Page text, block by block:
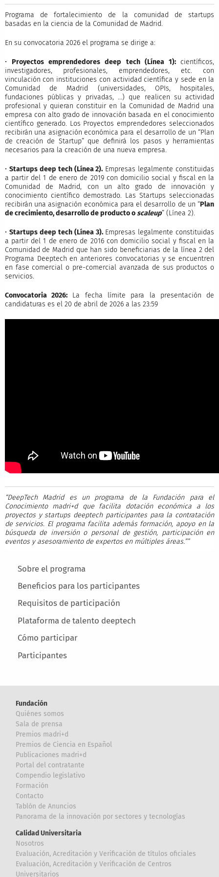
Main menu
Sobre el programa
Beneficios para los participantes
Requisitos de participación
Plataforma de talento deeptech
Cómo participar
Participantes
Programa de fortalecimiento de la comunidad de startups
basadas en la ciencia de la Comunidad de Madrid.
En su convocatoria 2026 el programa se dirige a:
• Proyectos emprendedores deep tech (Línea 1): científicos,
investigadores, profesionales, emprendedores, etc. con
vinculación con instituciones con actividad científica y sede en la
Comunidad de Madrid (universidades, OPIs, hospitales,
fundaciones públicas y privadas, …) que realicen su actividad
profesional y quieran constituir en la Comunidad de Madrid una
empresa con alto grado de innovación basada en el conocimiento
científico generado. Los Proyectos emprendedores seleccionados
recibirán una asignación económica para el desarrollo de un “Plan
de creación de Startup” que definirá los pasos y herramientas
necesarios para la creación de una nueva empresa.
• Startups deep tech (Línea 2). Empresas legalmente constituidas
a partir del 1 de enero de 2019 con domicilio social y fiscal en la
Comunidad de Madrid, con un alto grado de innovación y
conocimiento científico demostrado. Las Startups seleccionadas
recibirán una asignación económica para el desarrollo de un “Plan
de crecimiento, desarrollo de producto oscaleup” (Línea 2).
• Startups deep tech (Línea 3). Empresas legalmente constituidas
a partir del 1 de enero de 2016 con domicilio social y fiscal en la
Comunidad de Madrid que han sido beneficiarias de la línea 2 del
Programa Deeptech en anteriores convocatorias y se encuentren
en fase comercial o pre-comercial avanzada de sus productos o
servicios.
Convocatoria 2026: La fecha límite para la presentación de
candidaturas es el 20 de abril de 2026 a las 23:59
“DeepTech Madrid es un programa de la Fundación para el
Conocimiento madri+d que facilita dotación económica a los
proyectos y startups deeptech participantes para la contratación
de servicios. El programa facilita además formación, apoyo en la
búsqueda de inversión o personal de gestión, participación en
eventos y asesoramiento de expertos en múltiples áreas.””
Fundación
Quiénes somos
Sala de prensa
Premios madri+d
Premios de Ciencia en Español
Publicaciones madri+d
Portal del contratante
Compendio legislativo
Formación
Contacto
Tablón de Anuncios
Panorama de la innovación por sectores y tecnologías
Calidad Universitaria
Nosotros
Evaluación, Acreditación y Verificación de títulos oficiales
Evaluación, Acreditación y Verificación de Centros
Universitarios